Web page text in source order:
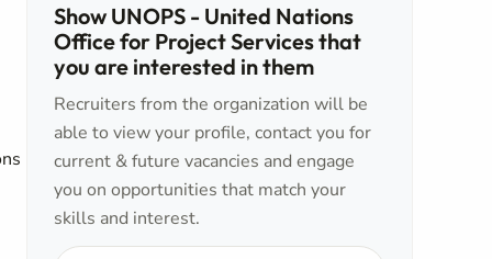
Show UNOPS - United Nations
Office for Project Services that
you are interested in them
Recruiters from the organization will be
able to view your profile, contact you for
current & future vacancies and engage
you on opportunities that match your
skills and interest.